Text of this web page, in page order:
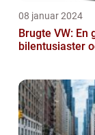
08 januar 2024
Brugte VW: En
bilentusiaster